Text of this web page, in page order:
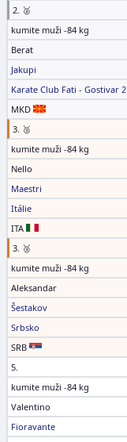
2. 🥈
kumite muži -84 kg
Berat
Jakupi
Karate Club Fati - Gostivar 2
MKD
3. 🥉
kumite muži -84 kg
Nello
Maestri
Itálie
ITA
3. 🥉
kumite muži -84 kg
Aleksandar
Šestakov
Srbsko
SRB
5.
kumite muži -84 kg
Valentino
Fioravante